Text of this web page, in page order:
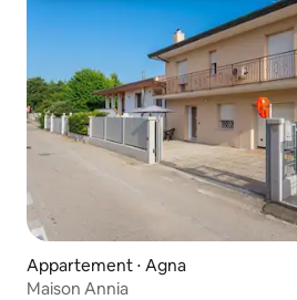
Appartement ⋅ Agna
Maison Annia